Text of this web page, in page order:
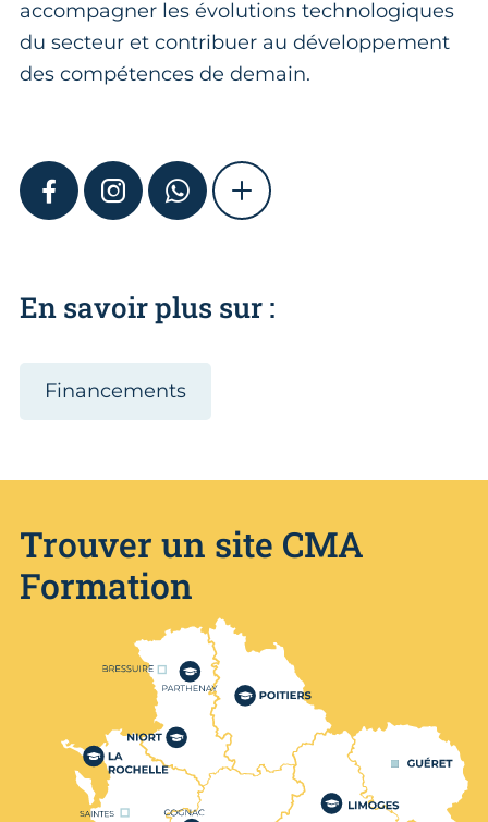
accompagner les évolutions technologiques
du secteur et contribuer au développement
des compétences de demain.
FACEBOOKINSTAGRAMWHATSAPPSHOW MORE
En savoir plus sur :
Financements
Trouver un site CMA
Formation
Nos centres de formation